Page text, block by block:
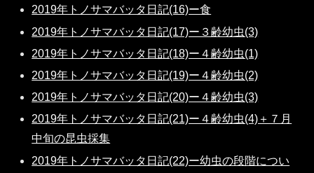
2019年トノサマバッタ日記(16)ー食
2019年トノサマバッタ日記(17)ー３齢幼虫(3)
2019年トノサマバッタ日記(18)ー４齢幼虫(1)
2019年トノサマバッタ日記(19)ー４齢幼虫(2)
2019年トノサマバッタ日記(20)ー４齢幼虫(3)
2019年トノサマバッタ日記(21)ー４齢幼虫(4)＋７月
中旬の昆虫採集
2019年トノサマバッタ日記(22)ー幼虫の段階につい